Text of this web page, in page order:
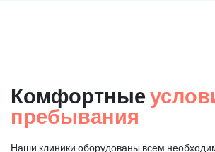
Комфортные
пребывания
Наши клиники оборудованы всем